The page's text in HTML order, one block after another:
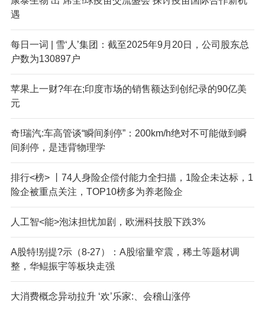
遇
每日一词 | 雪‘人’集团：截至2025年9月20日，公司股东总
户数为130897户
苹果上一财?年在;印度市场的销售额达到创纪录的90亿美
元
奇!瑞汽:车高管谈“瞬间刹停”：200km/h绝对不可能做到瞬
间刹停，是违背物理学
排行<榜> 丨74人身险企偿付能力全扫描，1险企未达标，1
险企被重点关注，TOP10榜多为养老险企
人工智<能>泡沫担忧加剧，欧洲科技股下跌3%
A股特!别提?示（8-27）：A股缩量窄震，稀土等题材调
整，华鲲振宇等板块走强
大消费概念异动拉升 ‘欢’乐家:、会稽山涨停